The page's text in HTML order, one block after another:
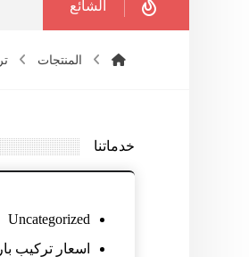
الشائع
المنتجات
خدماتنا
Uncategorized
اسعار تركيب